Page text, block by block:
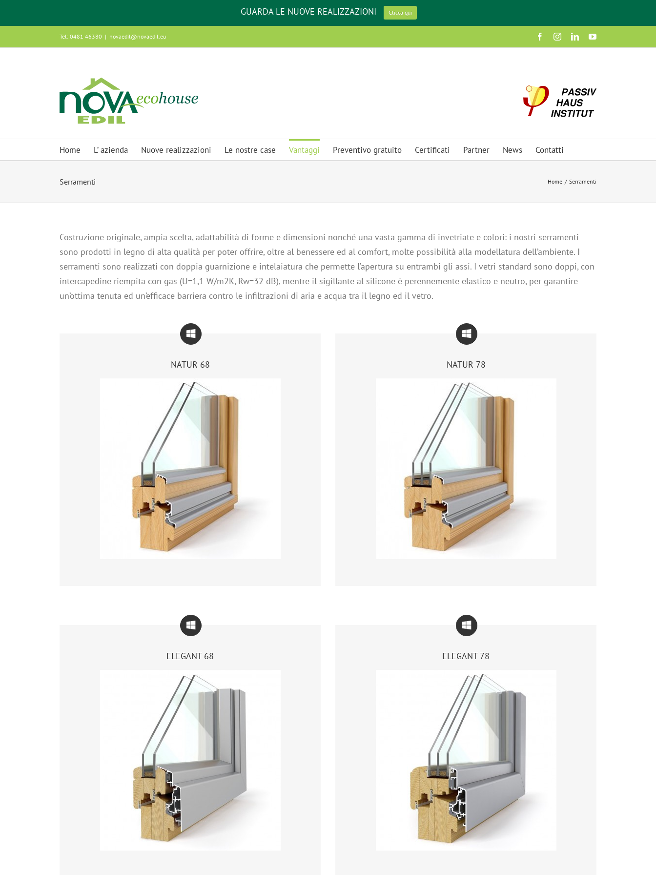
al
Tel: 0481 46380 | novaedil@novaedil.eu FacebookInstagramLinkedInYouTube
Home L’ azienda Nuove realizzazioni Le nostre case Vantaggi Preventivo gratuito Certificati Partner News Contatti
Serramenti Home / Serramenti
Costruzione originale, ampia scelta, adattabilità di forme e dimensioni nonché una vasta gamma di invetriate e colori: i nostri serramenti
sono prodotti in legno di alta qualità per poter offrire, oltre al benessere ed al comfort, molte possibilità alla modellatura dell’ambiente. I
serramenti sono realizzati con doppia guarnizione e intelaiatura che permette l’apertura su entrambi gli assi. I vetri standard sono doppi, con
intercapedine riempita con gas (U=1,1 W/m2K, Rw=32 dB), mentre il sigillante al silicone è perennemente elastico e neutro, per garantire
un’ottima tenuta ed un’efficace barriera contro le infiltrazioni di aria e acqua tra il legno ed il vetro.
NATUR 68 NATUR 78
ELEGANT 68 ELEGANT 78
GUARDA LE NUOVE REALIZZAZIONI Clicca qui